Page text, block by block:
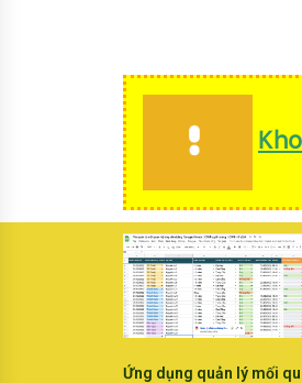
Ứng dụng quản lý mối